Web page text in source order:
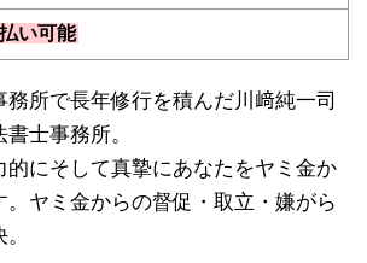
い可能
務所で長年修行を積んだ川﨑純一司
士事務所。
的にそして真摯にあなたをヤミ金か
。ヤミ金からの督促・取立・嫌がら